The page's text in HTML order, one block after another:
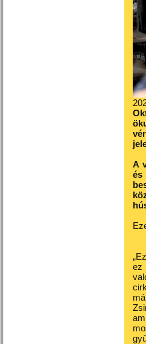
A
és
ez